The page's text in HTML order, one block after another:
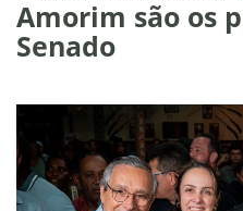
Amorim são os
Senado